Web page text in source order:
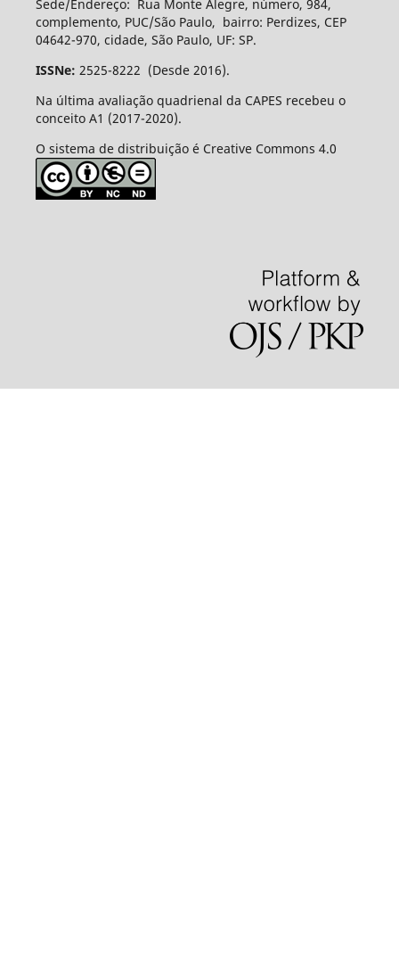
Sede/Endereço: Rua Monte Alegre, número, 984,
complemento, PUC/São Paulo, bairro: Perdizes, CEP
04642-970, cidade, São Paulo, UF: SP.
ISSNe: 2525-8222 (Desde 2016).
Na última avaliação quadrienal da CAPES recebeu o
conceito A1 (2017-2020).
O sistema de distribuição é Creative Commons 4.0